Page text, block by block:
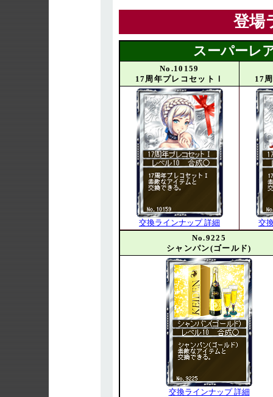
登場
スーパーレ
No.10159
17周年プレコセットⅠ
17
交換ラインナップ 詳細
交
No.9225
シャンパン(ゴールド)
交換ラインナップ 詳細